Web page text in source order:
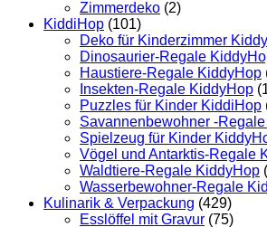
Zimmerdeko (2)
KiddiHop (101)
Deko für Kinderzimmer
Dinosaurier-Regale
Haustiere-Regale KiddyHop
Insekten-Regale KiddyHop
Puzzles für Kinder KiddiHop
Savannenbewohner -
Spielzeug für Kinder
Vögel und Antarktis-Regale
Waldtiere-Regale KiddyHop
Wasserbewohner-Regale
Kulinarik & Verpackung (429)
Esslöffel mit Gravur (75)